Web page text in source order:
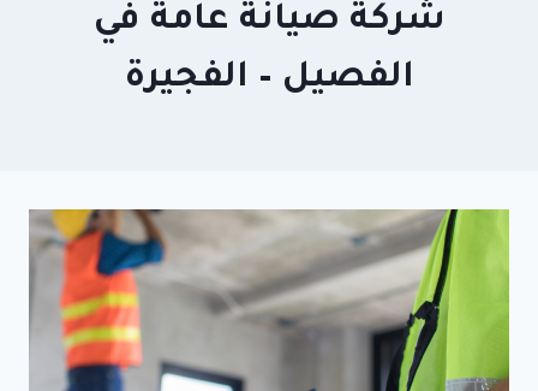
شركة صيانة عامة في
الفصيل – الفجيرة